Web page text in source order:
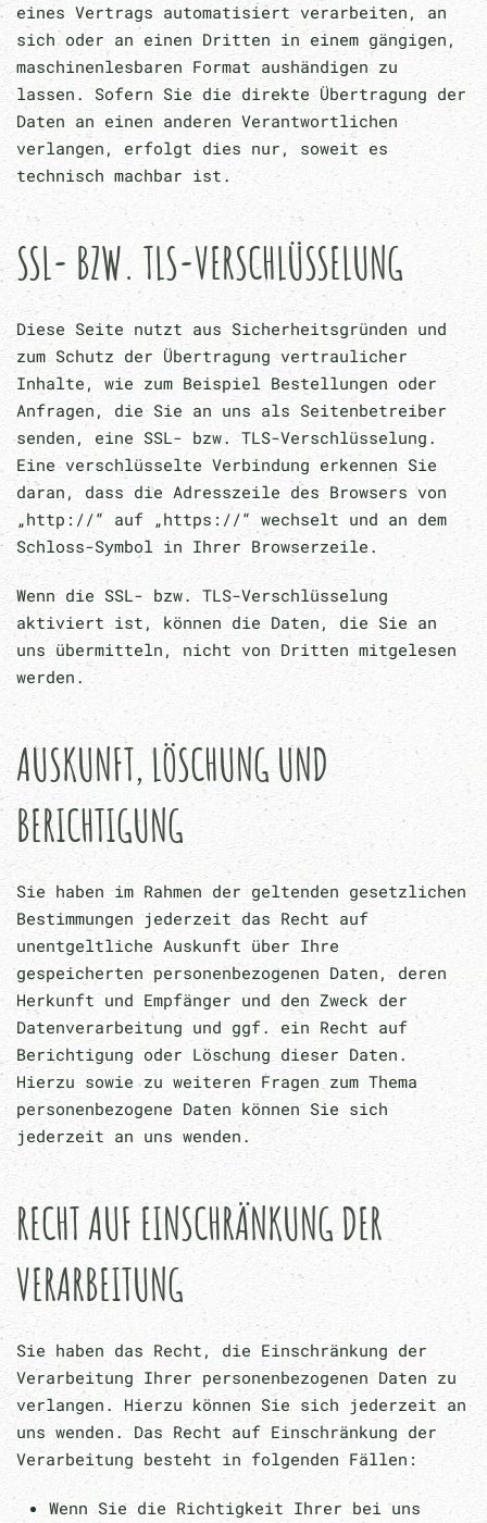
eines Vertrags automatisiert verarbeiten, an
sich oder an einen Dritten in einem gängigen,
maschinenlesbaren Format aushändigen zu
lassen. Sofern Sie die direkte Übertragung der
Daten an einen anderen Verantwortlichen
verlangen, erfolgt dies nur, soweit es
technisch machbar ist.
SSL- BZW. TLS-VERSCHLÜSSELUNG
Diese Seite nutzt aus Sicherheitsgründen und
zum Schutz der Übertragung vertraulicher
Inhalte, wie zum Beispiel Bestellungen oder
Anfragen, die Sie an uns als Seitenbetreiber
senden, eine SSL- bzw. TLS-Verschlüsselung.
Eine verschlüsselte Verbindung erkennen Sie
daran, dass die Adresszeile des Browsers von
„http://“ auf „https://“ wechselt und an dem
Schloss-Symbol in Ihrer Browserzeile.
Wenn die SSL- bzw. TLS-Verschlüsselung
aktiviert ist, können die Daten, die Sie an
uns übermitteln, nicht von Dritten mitgelesen
werden.
AUSKUNFT, LÖSCHUNG UND
BERICHTIGUNG
Sie haben im Rahmen der geltenden gesetzlichen
Bestimmungen jederzeit das Recht auf
unentgeltliche Auskunft über Ihre
gespeicherten personenbezogenen Daten, deren
Herkunft und Empfänger und den Zweck der
Datenverarbeitung und ggf. ein Recht auf
Berichtigung oder Löschung dieser Daten.
Hierzu sowie zu weiteren Fragen zum Thema
personenbezogene Daten können Sie sich
jederzeit an uns wenden.
RECHT AUF EINSCHRÄNKUNG DER
VERARBEITUNG
Sie haben das Recht, die Einschränkung der
Verarbeitung Ihrer personenbezogenen Daten zu
verlangen. Hierzu können Sie sich jederzeit an
uns wenden. Das Recht auf Einschränkung der
Verarbeitung besteht in folgenden Fällen:
Wenn Sie die Richtigkeit Ihrer bei uns